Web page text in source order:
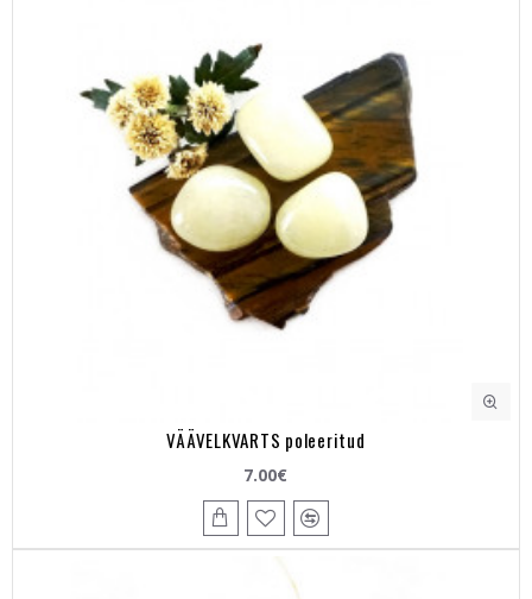
VÄÄVELKVARTS poleeritud
7.00€